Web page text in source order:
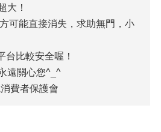
大！
可能直接消失，求助無門，小
台比較安全喔！
遠關心您^_^
費者保護會